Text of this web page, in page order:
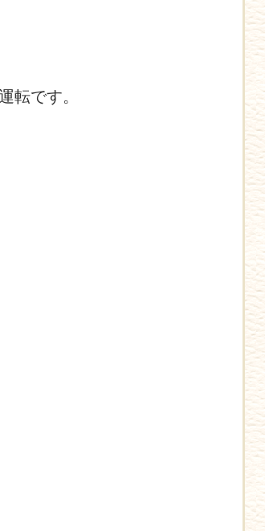
転です。